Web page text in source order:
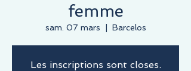
femme
sam. 07 mars Barcelos
Les inscriptions sont closes.